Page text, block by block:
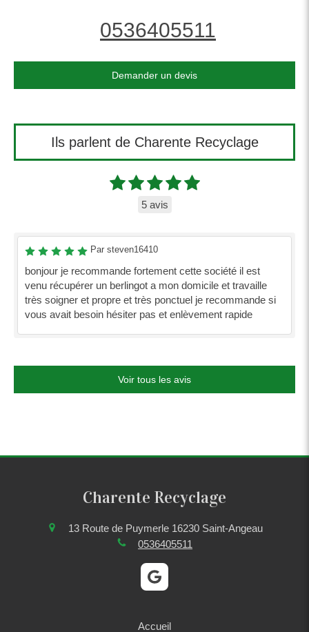
0536405511
Demander un devis
Ils parlent de Charente Recyclage
5 avis
Par steven16410
bonjour je recommande fortement cette société il est
venu récupérer un berlingot a mon domicile et travaille
très soigner et propre et très ponctuel je recommande si
vous avait besoin hésiter pas et enlèvement rapide
Voir tous les avis
Charente Recyclage
13 Route de Puymerle 16230 Saint-Angeau
0536405511
Accueil